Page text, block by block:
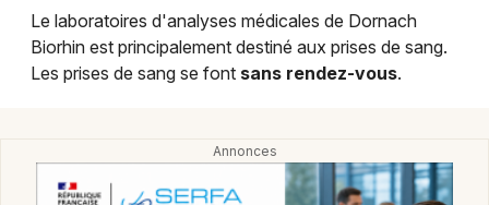
Activité & Expérience
Foires & salons
Lyon
Montpellier
Le laboratoires d'analyses médicales de Dornach
Biorhin est principalement destiné aux prises de sang.
Les prises de sang se font sans rendez-vous.
Aujourd'hui
Demain Ce week-end Autre